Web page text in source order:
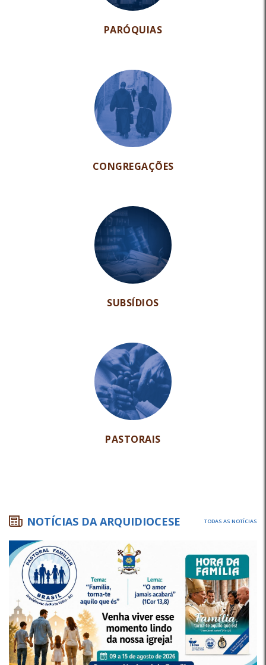
PARÓQUIAS
CONGREGAÇÕES
SUBSÍDIOS
PASTORAIS
NOTÍCIAS DA ARQUIDIOCESE TODAS AS NOTÍCIAS